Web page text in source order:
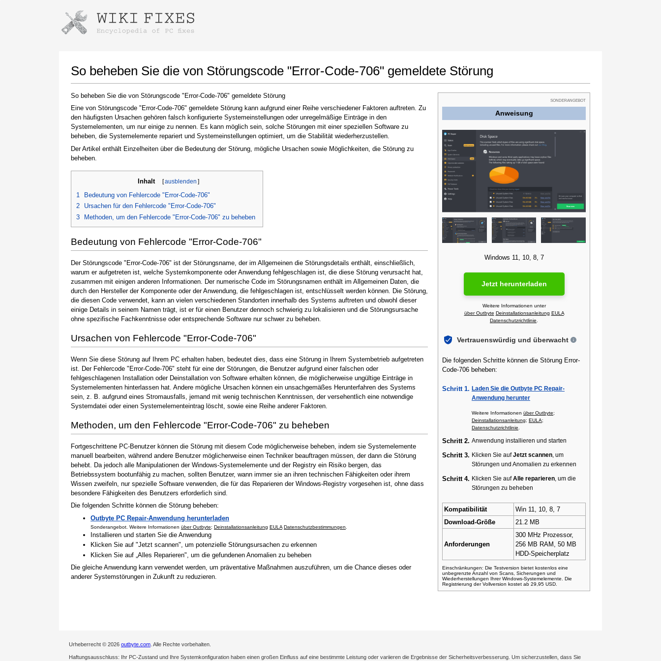
So beheben Sie die von Störungscode "Error-Code-706" gemeldete Störung
So beheben Sie die von Störungscode "Error-Code-706" gemeldete Störung
Eine von Störungscode "Error-Code-706" gemeldete Störung kann aufgrund einer Reihe verschiedener Faktoren auftreten. Zu
den häufigsten Ursachen gehören falsch konfigurierte Systemeinstellungen oder unregelmäßige Einträge in den
Systemelementen, um nur einige zu nennen. Es kann möglich sein, solche Störungen mit einer speziellen Software zu
beheben, die Systemelemente repariert und Systemeinstellungen optimiert, um die Stabilität wiederherzustellen.
Der Artikel enthält Einzelheiten über die Bedeutung der Störung, mögliche Ursachen sowie Möglichkeiten, die Störung zu
beheben.
Inhalt [ ausblenden ]
1
Bedeutung von Fehlercode "Error-Code-706"
2
Ursachen für den Fehlercode "Error-Code-706"
3
Methoden, um den Fehlercode "Error-Code-706" zu beheben
Bedeutung von Fehlercode "Error-Code-706"
Der Störungscode "Error-Code-706" ist der Störungsname, der im Allgemeinen die Störungsdetails enthält, einschließlich,
warum er aufgetreten ist, welche Systemkomponente oder Anwendung fehlgeschlagen ist, die diese Störung verursacht hat,
zusammen mit einigen anderen Informationen. Der numerische Code im Störungsnamen enthält im Allgemeinen Daten, die
durch den Hersteller der Komponente oder der Anwendung, die fehlgeschlagen ist, entschlüsselt werden können. Die Störung,
die diesen Code verwendet, kann an vielen verschiedenen Standorten innerhalb des Systems auftreten und obwohl dieser
einige Details in seinem Namen trägt, ist er für einen Benutzer dennoch schwierig zu lokalisieren und die Störungsursache
ohne spezifische Fachkenntnisse oder entsprechende Software nur schwer zu beheben.
Ursachen von Fehlercode "Error-Code-706"
Wenn Sie diese Störung auf Ihrem PC erhalten haben, bedeutet dies, dass eine Störung in Ihrem Systembetrieb aufgetreten
ist. Der Fehlercode "Error-Code-706" steht für eine der Störungen, die Benutzer aufgrund einer falschen oder
fehlgeschlagenen Installation oder Deinstallation von Software erhalten können, die möglicherweise ungültige Einträge in
Systemelementen hinterlassen hat. Andere mögliche Ursachen können ein unsachgemäßes Herunterfahren des Systems
sein, z. B. aufgrund eines Stromausfalls, jemand mit wenig technischen Kenntnissen, der versehentlich eine notwendige
Systemdatei oder einen Systemelementeintrag löscht, sowie eine Reihe anderer Faktoren.
Methoden, um den Fehlercode "Error-Code-706" zu beheben
Fortgeschrittene PC-Benutzer können die Störung mit diesem Code möglicherweise beheben, indem sie Systemelemente
manuell bearbeiten, während andere Benutzer möglicherweise einen Techniker beauftragen müssen, der dann die Störung
behebt. Da jedoch alle Manipulationen der Windows-Systemelemente und der Registry ein Risiko bergen, das
Betriebssystem bootunfähig zu machen, sollten Benutzer, wann immer sie an ihren technischen Fähigkeiten oder ihrem
Wissen zweifeln, nur spezielle Software verwenden, die für das Reparieren der Windows-Registry vorgesehen ist, ohne dass
besondere Fähigkeiten des Benutzers erforderlich sind.
Die folgenden Schritte können die Störung beheben:
Outbyte PC Repair-Anwendung herunterladen
Sonderangebot. Weitere Informationen über Outbyte; Deinstallationsanleitung EULA Datenschutzbestimmungen
Installieren und starten Sie die Anwendung
Klicken Sie auf "Jetzt scannen", um potenzielle Störungsursachen zu erkennen
Klicken Sie auf „Alles Reparieren", um die gefundenen Anomalien zu beheben
Die gleiche Anwendung kann verwendet werden, um präventative Maßnahmen auszuführen, um die Chance dieses oder
anderer Systemstörungen in Zukunft zu reduzieren.
SONDERANGEBOT
Anweisung
Windows 11, 10, 8, 7
Jetzt herunterladen
Weitere Informationen unter
über Outbyte Deinstallationsanleitung EULA
Datenschutzrichtlinie
Vertrauenswürdig und überwacht
Die folgenden Schritte können die Störung Error-
Code-706 beheben:
Schritt 1. Laden Sie die Outbyte PC Repair-
Anwendung herunter
Weitere Informationen über Outbyte;
Deinstallationsanleitung; EULA;
Datenschutzrichtlinie
Schritt 2. Anwendung installieren und starten
Schritt 3. Klicken Sie aufJetzt scannen , um
Störungen und Anomalien zu erkennen
Schritt 4. Klicken Sie aufAlle reparieren , um die
Störungen zu beheben
Kompatibilität
Win 11, 10, 8, 7
Download-Größe
21.2 MB
Anforderungen
300 MHz Prozessor,
256 MB RAM, 50 MB
HDD-Speicherplatz
Einschränkungen: Die Testversion bietet kostenlos eine
unbegrenzte Anzahl von Scans, Sicherungen und
Wiederherstellungen Ihrer Windows-Systemelemente. Die
Registrierung der Vollversion kostet ab 29,95 USD.
Urheberrecht © 2026 outbyte.com . Alle Rechte vorbehalten.
Haftungsausschluss: Ihr PC-Zustand und Ihre Systemkonfiguration haben einen großen Einfluss auf eine bestimmte Leistung oder variieren die Ergebnisse der Sicherheitsverbesserung. Um sicherzustellen, dass Sie
Anweisungen zum Herunterladen mit Google Chrome
Klicken Sie nach Abschluss des Downloads auf
den Link zur heruntergeladenen Datei